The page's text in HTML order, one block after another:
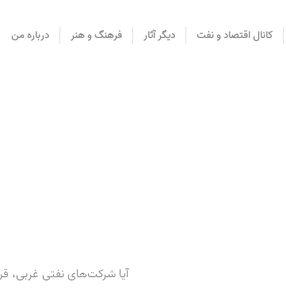
کانال اقتصاد و نفت دیگر آثار فرهنگ و هنر درباره من
آیا شرکت‌های نفتی غربی،